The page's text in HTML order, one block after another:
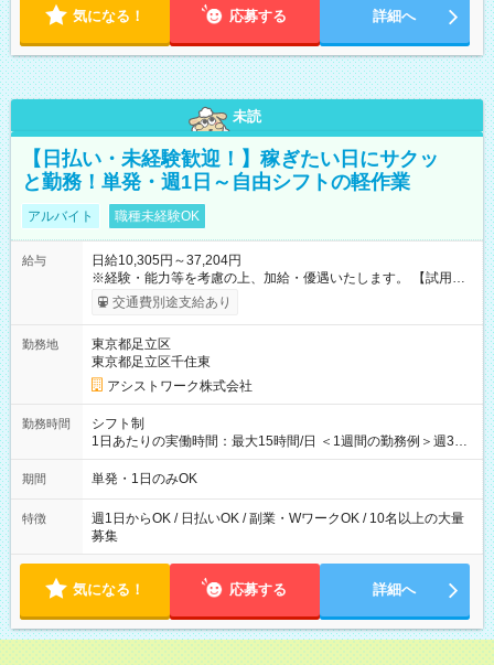
気になる！ 応募する 詳細へ
未読
【日払い・未経験歓迎！】稼ぎたい日にサクッ
と勤務！単発・週1日～自由シフトの軽作業
アルバイト 職種未経験OK
給与
日給10,305円～37,204円
※経験・能力等を考慮の上、加給・優遇いたします。 【試用期
間】試用期間なし
交通費別途支給あり
勤務地
東京都足立区
東京都足立区千住東
アシストワーク株式会社
勤務時間
シフト制
1日あたりの実働時間：最大15時間/日 ＜1週間の勤務例＞週3回
勤務 勤務：月・水・金 休み：火・木・土・日 好きな時にお仕事
可能です！ ※1日あたりの最大実働時間は日勤、夜勤共に勤務し
期間 単発・1日のみOK
特徴
週1日からOK / 日払いOK / 副業・WワークOK / 10名以上の大量
募集
気になる！ 応募する 詳細へ